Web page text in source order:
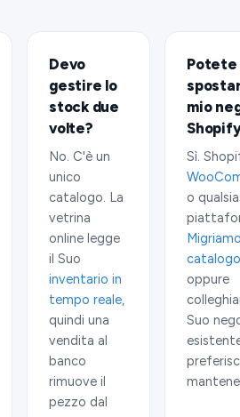
Devo
gestire lo
stock due
volte?
No. C'è un
unico
catalogo. La
vetrina
online legge
il Suo
inventario in
tempo reale,
quindi una
vendita al
banco
rimuove il
pezzo dal
Potete
mio
Sì.
o
oppure
Suo